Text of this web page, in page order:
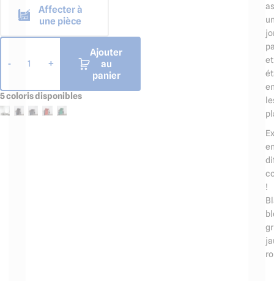
Affecter à
une pièce
- 1 +
Ajouter
au
panier
5 coloris disponibles
et
!